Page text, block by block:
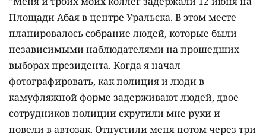
Площади Абая в центре Уральска. В этом месте
планировалось собрание людей, которые были
независимыми наблюдателями на прошедших
выборах президента. Когда я начал
фотографировать, как полиция и люди в
камуфляжной форме задерживают людей, двое
сотрудников полиции скрутили мне руки и
повели в автозак. Отпустили меня потом через три